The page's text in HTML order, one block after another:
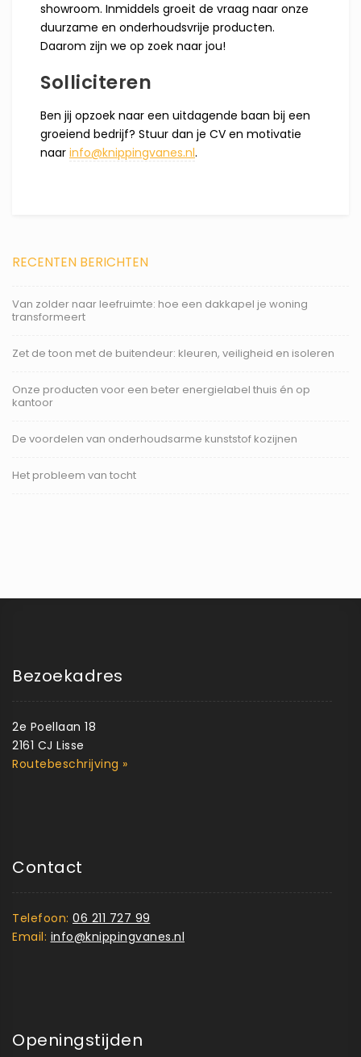
showroom. Inmiddels groeit de vraag naar onze
duurzame en onderhoudsvrije producten.
Daarom zijn we op zoek naar jou!
Solliciteren
Ben jij opzoek naar een uitdagende baan bij een
groeiend bedrijf? Stuur dan je CV en motivatie
naar info@knippingvanes.nl.
RECENTEN BERICHTEN
Van zolder naar leefruimte: hoe een dakkapel je woning
transformeert
Zet de toon met de buitendeur: kleuren, veiligheid en isoleren
Onze producten voor een beter energielabel thuis én op
kantoor
De voordelen van onderhoudsarme kunststof kozijnen
Het probleem van tocht
Bezoekadres
2e Poellaan 18
2161 CJ Lisse
Routebeschrijving »
Contact
Telefoon: 06 211 727 99
Email: info@knippingvanes.nl
Openingstijden